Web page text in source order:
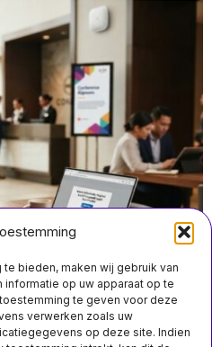
bieden, maken wij gebruik van
op uw apparaat op te
te geven voor deze
verwerken zoals uw
op deze site. Indien
hackcampagne tegen